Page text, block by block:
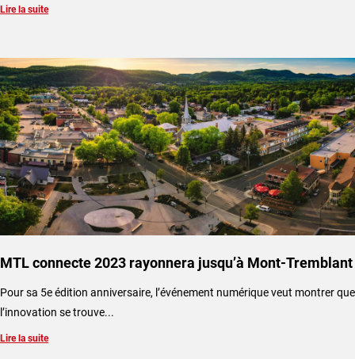
Lire la suite
MTL connecte 2023 rayonnera jusqu’à Mont-Tremblant
​Pour sa 5e édition anniversaire, l’événement numérique veut montrer que
l’innovation se trouve...
Lire la suite